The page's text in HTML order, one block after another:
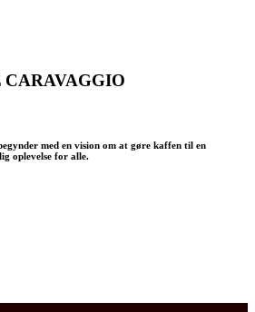
CARAVAGGIO
med en vision om at gøre kaffen til en
oplevelse for alle.